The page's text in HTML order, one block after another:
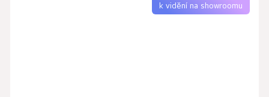
k vidění na showroomu